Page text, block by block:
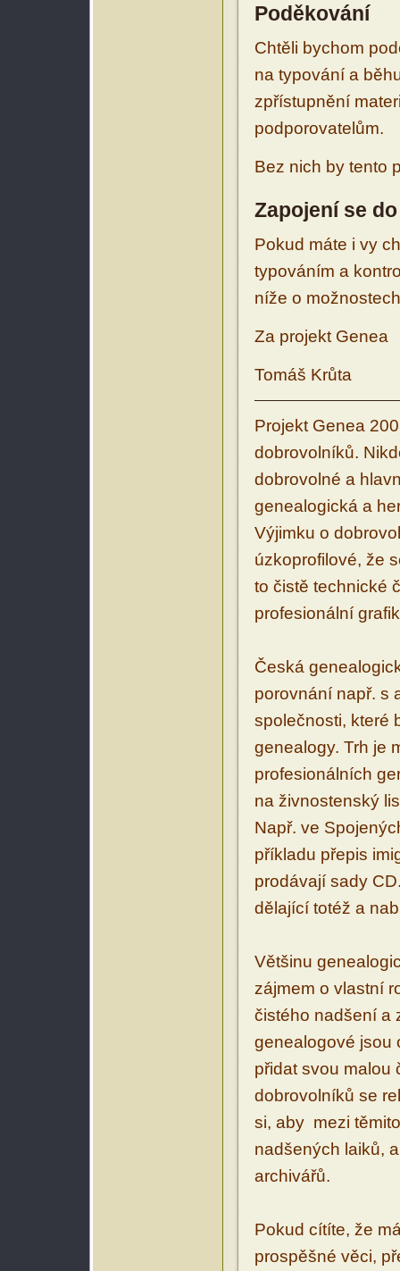
Poděkování
Chtěli bychom
na typování a
zpřístupnění
podporovatelům.
Bez nich by tento
Zapojení se
Pokud máte i vy
typováním a
níže o
Za projekt Genea
Tomáš Krůta
Projekt Genea
dobrovolníků.
dobrovolné a
genealogická a
Výjimku o
úzkoprofilové, že
to čistě technické
profesionální
Česká
porovnání např. s
společnosti, které
genealogy. Trh je
profesionálních
na živnostenský
Např. ve
příkladu přepis
prodávají sady
dělající totéž a
Většinu
zájmem o vlastní
čistého nadšení a
genealogové jsou
přidat svou malou
dobrovolníků se
si, aby mezi
nadšených laiků,
archivářů.
Pokud cítíte, že
prospěšné věci,